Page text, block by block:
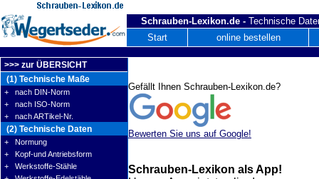
Schrauben-Lexikon.de - Technische
Start
online bestellen
>>> zur ÜBERSICHT
(1) Technische Maße
+ nach DIN-Norm
+ nach ISO-Norm
+ nach ARTikel-Nr.
(2) Technische Daten
+ Normung
+ Kopf-und Antriebsform
+ Werkstoffe-Stähle
Gefällt Ihnen Schrauben-Lexikon.de?
Bewerten Sie uns auf Google!
Schrauben-Lexikon als App!